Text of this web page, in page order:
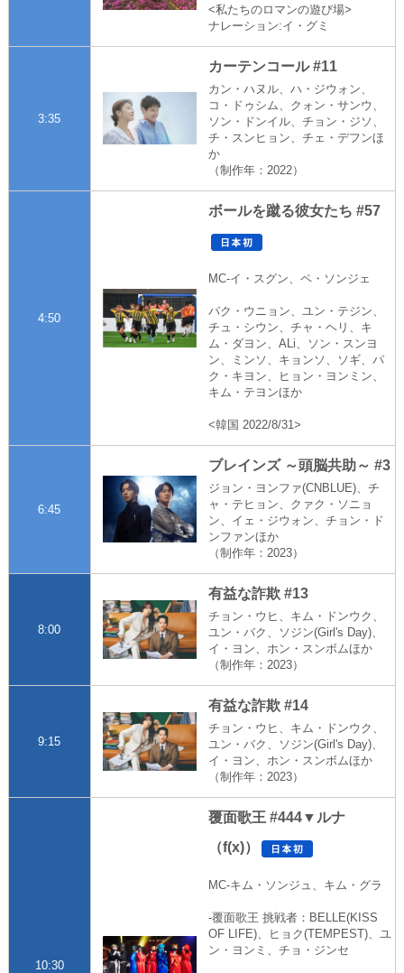
<私たちのロマンの遊び場>
ナレーション:イ・グミ
3:35
カーテンコール #11
カン・ハヌル、ハ・ジウォン、
コ・ドゥシム、クォン・サンウ、
ソン・ドンイル、チョン・ジソ、
チ・スンヒョン、チェ・デフンほ
か
（制作年：2022）
4:50
ボールを蹴る彼女たち #57
MC-イ・スグン、ペ・ソンジェ
パク・ウニョン、ユン・テジン、
チュ・シウン、チャ・ヘリ、キ
ム・ダヨン、ALi、ソン・スンヨ
ン、ミンソ、キョンソ、ソギ、パ
ク・キヨン、ヒョン・ヨンミン、
キム・テヨンほか
<韓国 2022/8/31>
6:45
ブレインズ ～頭脳共助～ #3
ジョン・ヨンファ(CNBLUE)、チ
ャ・テヒョン、クァク・ソニョ
ン、イェ・ジウォン、チョン・ド
ンファンほか
（制作年：2023）
8:00
有益な詐欺 #13
チョン・ウヒ、キム・ドンウク、
ユン・バク、ソジン(Girl's Day)、
イ・ヨン、ホン・スンボムほか
（制作年：2023）
9:15
有益な詐欺 #14
チョン・ウヒ、キム・ドンウク、
ユン・バク、ソジン(Girl's Day)、
イ・ヨン、ホン・スンボムほか
（制作年：2023）
10:30
覆面歌王 #444▼ルナ
（f(x)）
MC-キム・ソンジュ、キム・グラ
-覆面歌王 挑戦者：BELLE(KISS
OF LIFE)、ヒョク(TEMPEST)、ユ
ン・ヨンミ、チョ・ジンセ